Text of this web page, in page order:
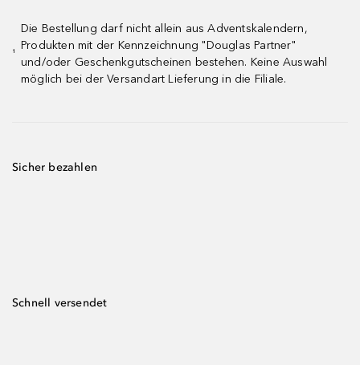
¹
Die Bestellung darf nicht allein aus Adventskalendern,
Produkten mit der Kennzeichnung "Douglas Partner"
und/oder Geschenkgutscheinen bestehen. Keine Auswahl
möglich bei der Versandart Lieferung in die Filiale.
Sicher bezahlen
Schnell versendet